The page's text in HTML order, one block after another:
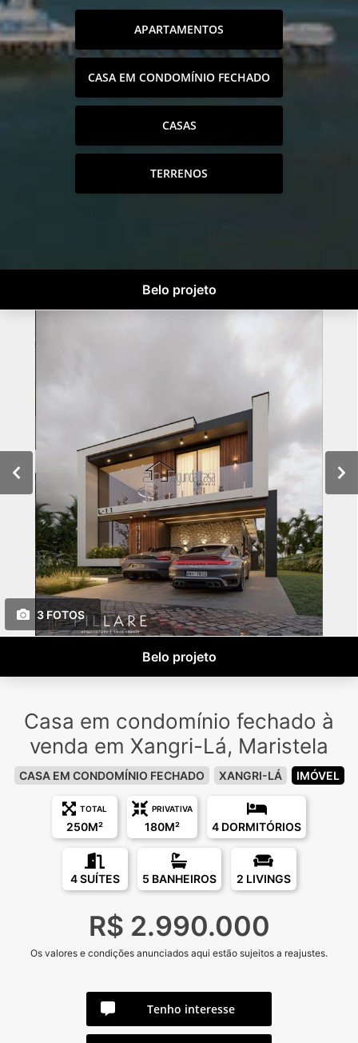
APARTAMENTOS
CASA EM CONDOMÍNIO FECHADO
CASAS
TERRENOS
Belo projeto
3 FOTOS
Belo projeto
Casa em condomínio fechado à
venda em Xangri-Lá, Maristela
CASA EM CONDOMÍNIO FECHADO XANGRI-LÁ IMÓVEL
TOTAL
250M²
PRIVATIVA
180M² 4 DORMITÓRIOS
4 SUÍTES 5 BANHEIROS 2 LIVINGS
R$ 2.990.000
Os valores e condições anunciados aqui estão sujeitos a reajustes.
Tenho interesse